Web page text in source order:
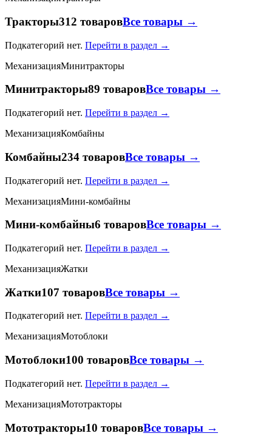
Тракторы312 товаровВсе товары →
Подкатегорий нет. Перейти в раздел →
МеханизацияМинитракторы
Минитракторы89 товаровВсе товары →
Подкатегорий нет. Перейти в раздел →
МеханизацияКомбайны
Комбайны234 товаровВсе товары →
Подкатегорий нет. Перейти в раздел →
МеханизацияМини-комбайны
Мини-комбайны6 товаровВсе товары →
Подкатегорий нет. Перейти в раздел →
МеханизацияЖатки
Жатки107 товаровВсе товары →
Подкатегорий нет. Перейти в раздел →
МеханизацияМотоблоки
Мотоблоки100 товаровВсе товары →
Подкатегорий нет. Перейти в раздел →
МеханизацияМототракторы
Мототракторы10 товаровВсе товары →